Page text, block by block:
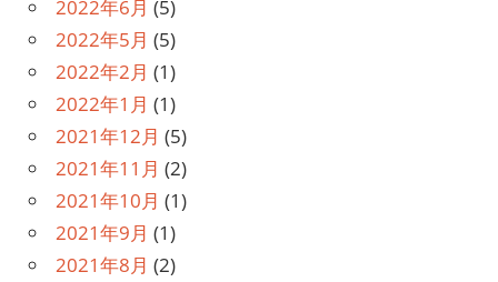
2022年6月 (5)
2022年5月 (5)
2022年2月 (1)
2022年1月 (1)
2021年12月 (5)
2021年11月 (2)
2021年10月 (1)
2021年9月 (1)
2021年8月 (2)